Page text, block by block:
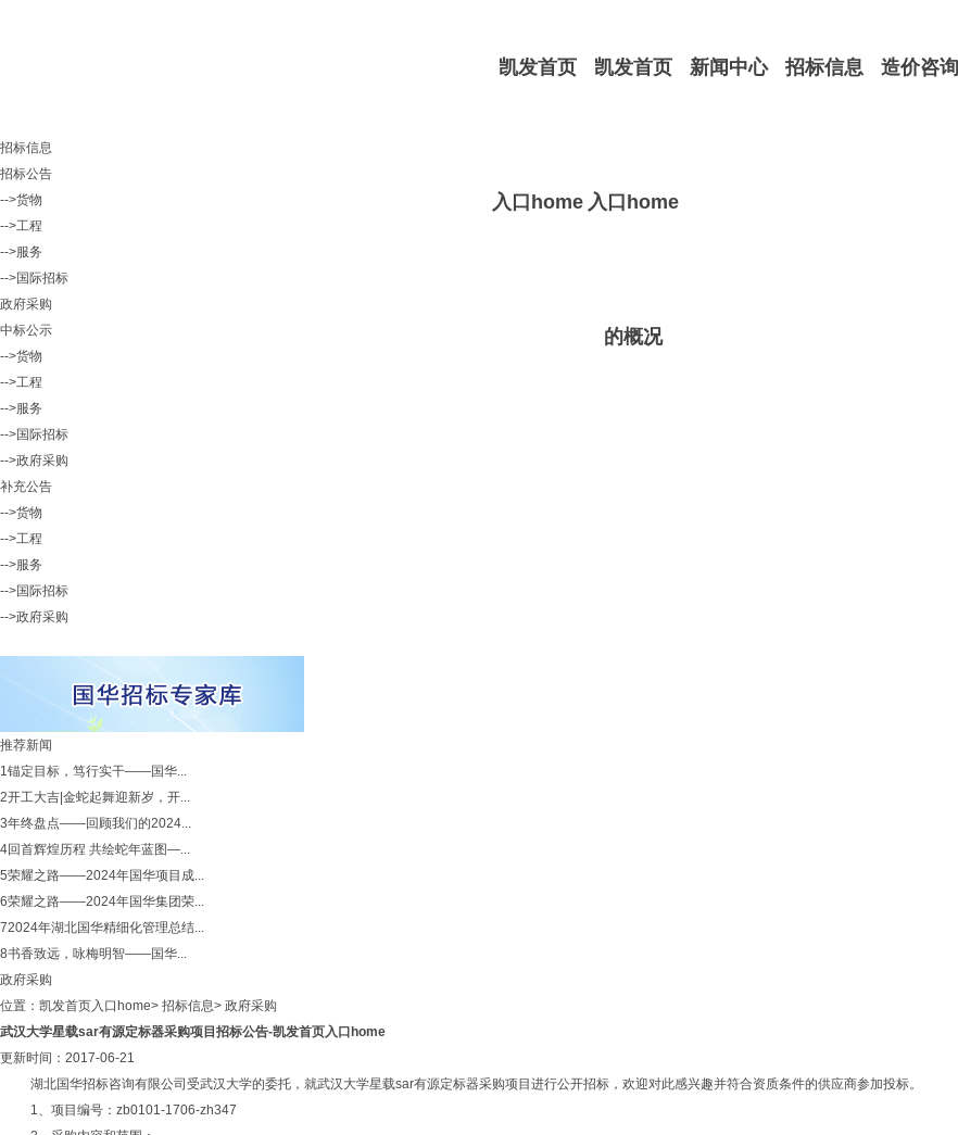
凯发首页
入口home
凯发首页
入口home
的概况
新闻中心 招标信息 造价咨询
招标信息
招标公告
-->货物
-->工程
-->服务
-->国际招标
政府采购
中标公示
-->货物
-->工程
-->服务
-->国际招标
-->政府采购
补充公告
-->货物
-->工程
-->服务
-->国际招标
-->政府采购
推荐新闻
1锚定目标，笃行实干——国华...
2开工大吉|金蛇起舞迎新岁，开...
3年终盘点——回顾我们的2024...
4回首辉煌历程 共绘蛇年蓝图—...
5荣耀之路——2024年国华项目成...
6荣耀之路——2024年国华集团荣...
72024年湖北国华精细化管理总结...
8书香致远，咏梅明智——国华...
政府采购
位置： 凯发首页入口home> 招标信息> 政府采购
武汉大学星载sar有源定标器采购项目招标公告-凯发首页入口home
更新时间：2017-06-21
湖北国华招标咨询有限公司受武汉大学的委托，就武汉大学星载sar有源定标器采购项目进行公开招标，欢迎对此感兴趣并符合资质条件的供应商参加投标。
1、项目编号：zb0101-1706-zh347